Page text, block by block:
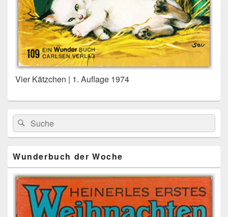
Vier Kätzchen | 1. Auflage 1974
Primärer
Seitenleisten
Widget-
Bereich
Search
for:
Suche
Wunderbuch der Woche